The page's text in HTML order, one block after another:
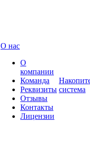
О нас
О
компании
Команда
Реквизиты
Отзывы
Контакты
Лицензии
система